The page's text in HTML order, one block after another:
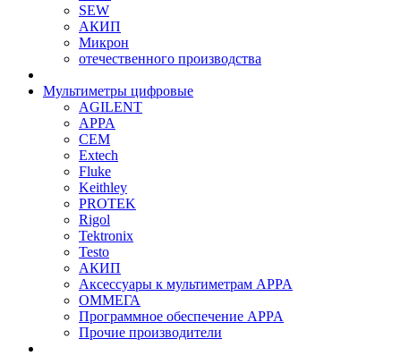
SEW
АКИП
Микрон
отечественного производства
Мультиметры цифровые
AGILENT
APPA
CEM
Extech
Fluke
Keithley
PROTEK
Rigol
Tektronix
Testo
АКИП
Аксессуары к мультиметрам APPA
ОММЕГА
Программное обеспечение APPA
Прочие производители